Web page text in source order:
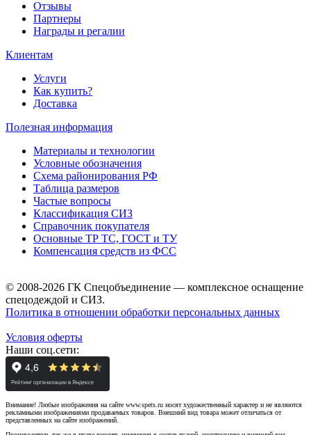
Отзывы
Партнеры
Награды и регалии
Клиентам
Услуги
Как купить?
Доставка
Полезная информация
Материалы и технологии
Условные обозначения
Схема районирования РФ
Таблица размеров
Частые вопросы
Классификация СИЗ
Справочник покупателя
Основные ТР ТС, ГОСТ и ТУ
Компенсация средств из ФСС
© 2008-2026 ГК Спецобъединение — комплексное оснащение
спецодеждой и СИЗ.
Политика в отношении обработки персональных данных
Условия оферты
Наши соц.сети:
Внимание! Любые изображения на сайте www.spets.ru носят художественный характер и не являются
рекламными изображениями продаваемых товаров. Внешний вид товара может отличаться от
представленных на сайте изображений.